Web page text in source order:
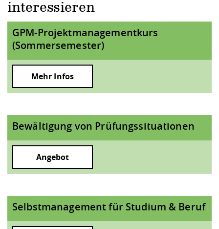
interessieren
GPM-Projektmanagementkurs
(Sommersemester)
Mehr Infos
Bewältigung von Prüfungssituationen
Angebot
Selbstmanagement für Studium & Beruf